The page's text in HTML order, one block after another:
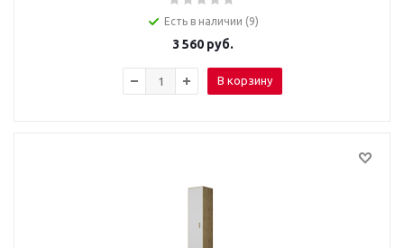
Есть в наличии (9)
3 560руб.
В корзину